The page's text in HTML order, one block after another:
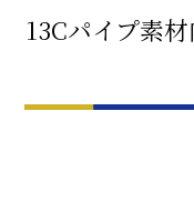
13Cパイプ素